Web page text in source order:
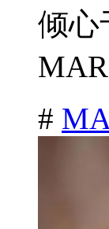
倾心
#